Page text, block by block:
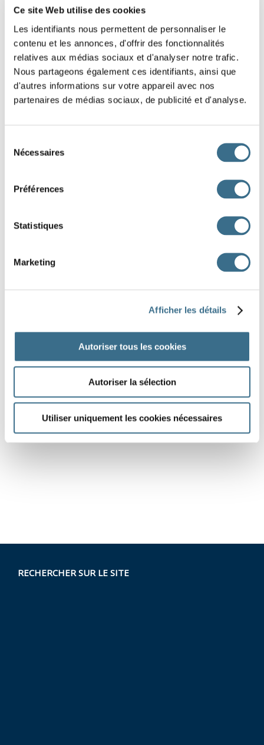
Ce site Web utilise des cookies
Les identifiants nous permettent de personnaliser le
contenu et les annonces, d'offrir des fonctionnalités
relatives aux médias sociaux et d'analyser notre trafic.
Nous partageons également ces identifiants, ainsi que
d'autres informations sur votre appareil avec nos
partenaires de médias sociaux, de publicité et d'analyse.
Nécessaires
Préférences
Statistiques
Marketing
Afficher les détails
Autoriser tous les cookies
Autoriser la sélection
Utiliser uniquement les cookies nécessaires
8 - Mots à reconstituer - Exercice avec les
syllabes.
Glisse les syllabes dans le bon ordre pour
reconstituer le mot.
J'AI TERMINÉ
RECHERCHER SUR LE SITE